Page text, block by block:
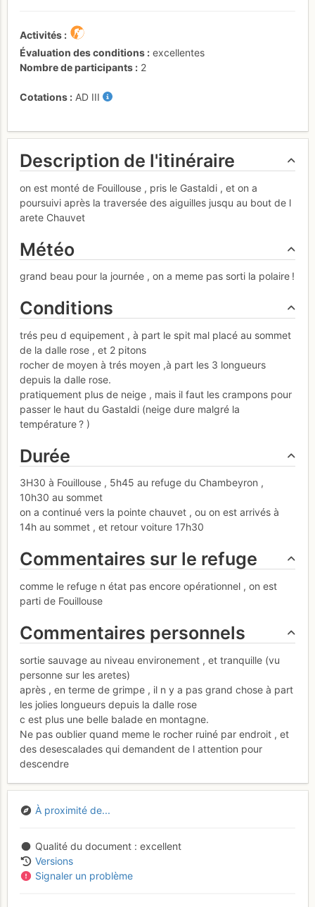
Activités
Évaluation des conditions
excellentes
Nombre de participants
2
Cotations AD III
Description de l'itinéraire
on est monté de Fouillouse , pris le Gastaldi , et on a
poursuivi après la traversée des aiguilles jusqu au bout de l
arete Chauvet
Météo
grand beau pour la journée , on a meme pas sorti la polaire !
Conditions
trés peu d equipement , à part le spit mal placé au sommet
de la dalle rose , et 2 pitons
rocher de moyen à trés moyen ,à part les 3 longueurs
depuis la dalle rose.
pratiquement plus de neige , mais il faut les crampons pour
passer le haut du Gastaldi (neige dure malgré la
température ? )
Durée
3H30 à Fouillouse , 5h45 au refuge du Chambeyron ,
10h30 au sommet
on a continué vers la pointe chauvet , ou on est arrivés à
14h au sommet , et retour voiture 17h30
Commentaires sur le refuge
comme le refuge n état pas encore opérationnel , on est
parti de Fouillouse
Commentaires personnels
sortie sauvage au niveau environement , et tranquille (vu
personne sur les aretes)
après , en terme de grimpe , il n y a pas grand chose à part
les jolies longueurs depuis la dalle rose
c est plus une belle balade en montagne.
Ne pas oublier quand meme le rocher ruiné par endroit , et
des desescalades qui demandent de l attention pour
descendre
À proximité de...
Qualité du document
excellent
Versions
Signaler un problème